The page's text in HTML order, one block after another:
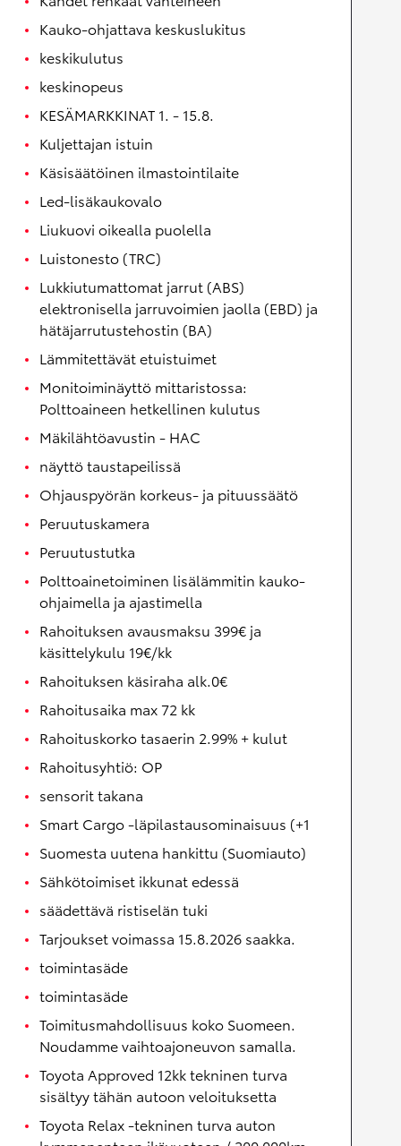
Kauko-ohjattava keskuslukitus
keskikulutus
keskinopeus
KESÄMARKKINAT 1. - 15.8.
Kuljettajan istuin
Käsisäätöinen ilmastointilaite
Led-lisäkaukovalo
Liukuovi oikealla puolella
Luistonesto (TRC)
Lukkiutumattomat jarrut (ABS)
elektronisella jarruvoimien jaolla (EBD) ja
hätäjarrutustehostin (BA)
Lämmitettävät etuistuimet
Monitoiminäyttö mittaristossa:
Polttoaineen hetkellinen kulutus
Mäkilähtöavustin - HAC
näyttö taustapeilissä
Ohjauspyörän korkeus- ja pituussäätö
Peruutuskamera
Peruutustutka
Polttoainetoiminen lisälämmitin kauko-
ohjaimella ja ajastimella
Rahoituksen avausmaksu 399€ ja
käsittelykulu 19€/kk
Rahoituksen käsiraha alk.0€
Rahoitusaika max 72 kk
Rahoituskorko tasaerin 2.99% + kulut
Rahoitusyhtiö: OP
sensorit takana
Smart Cargo -läpilastausominaisuus (+1
Suomesta uutena hankittu (Suomiauto)
Sähkötoimiset ikkunat edessä
säädettävä ristiselän tuki
Tarjoukset voimassa 15.8.2026 saakka.
toimintasäde
toimintasäde
Toimitusmahdollisuus koko Suomeen.
Noudamme vaihtoajoneuvon samalla.
Toyota Approved 12kk tekninen turva
sisältyy tähän autoon veloituksetta
Toyota Relax -tekninen turva auton